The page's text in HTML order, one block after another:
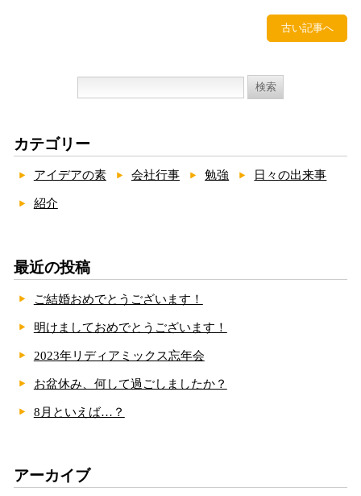
古い記事へ
検
カテゴリー
アイデアの素 会社行事 勉強 日々の出来事
紹介
最近の投稿
ご結婚おめでとうございます！
明けましておめでとうございます！
2023年リディアミックス忘年会
お盆休み、何して過ごしましたか？
8月といえば…？
アーカイブ